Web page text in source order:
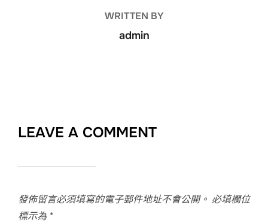
WRITTEN BY
admin
LEAVE A COMMENT
發佈留言必須填寫的電子郵件地址不會公開。 必填欄位
標示為 *